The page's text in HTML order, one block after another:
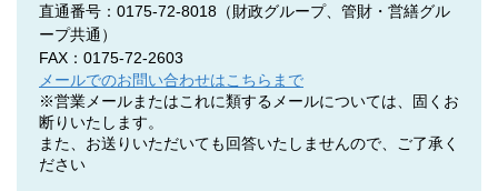
直通番号：0175-72-8018（財政グループ、管財・営繕グル
ープ共通）
FAX：0175-72-2603
メールでのお問い合わせはこちらまで
※営業メールまたはこれに類するメールについては、固くお
断りいたします。
また、お送りいただいても回答いたしませんので、ご了承く
ださい